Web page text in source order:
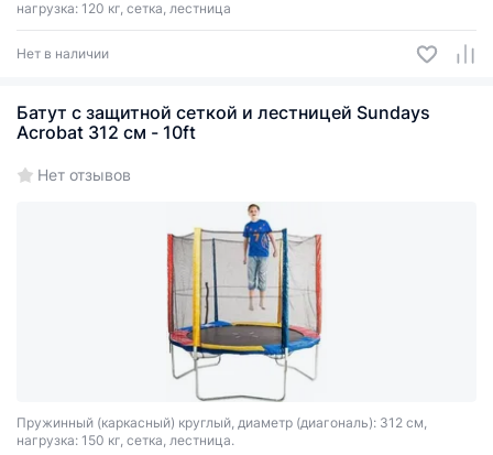
нагрузка: 120 кг, сетка, лестница
Нет в наличии
Батут с защитной сеткой и лестницей Sundays
Acrobat 312 см - 10ft
Нет отзывов
Пружинный (каркасный) круглый, диаметр (диагональ): 312 см,
нагрузка: 150 кг, сетка, лестница.